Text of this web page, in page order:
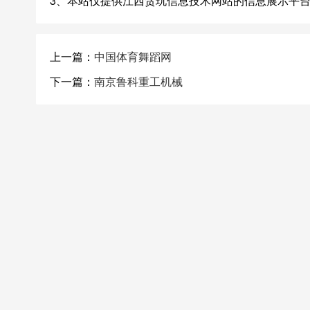
上一篇： 中国体育舞蹈网
下一篇： 南京鲁科重工机械